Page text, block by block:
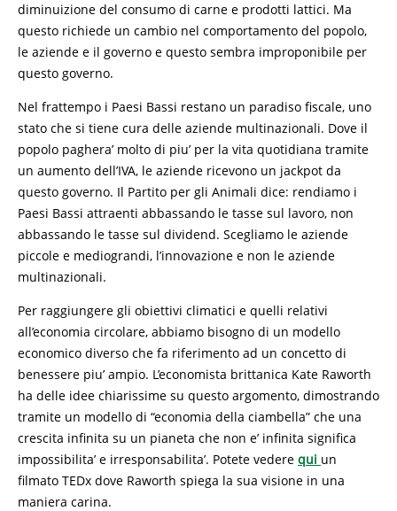
diminuizione del consumo di carne e prodotti lattici. Ma
questo richiede un cambio nel comportamento del popolo,
le aziende e il governo e questo sembra improponibile per
questo governo.
Nel frattempo i Paesi Bassi restano un paradiso fiscale, uno
stato che si tiene cura delle aziende multinazionali. Dove il
popolo paghera’ molto di piu’ per la vita quotidiana tramite
un aumento dell’IVA, le aziende ricevono un jackpot da
questo governo. Il Partito per gli Animali dice: rendiamo i
Paesi Bassi attraenti abbassando le tasse sul lavoro, non
abbassando le tasse sul dividend. Scegliamo le aziende
piccole e mediograndi, l’innovazione e non le aziende
multinazionali.
Per raggiungere gli obiettivi climatici e quelli relativi
all’economia circolare, abbiamo bisogno di un modello
economico diverso che fa riferimento ad un concetto di
benessere piu’ ampio. L’economista brittanica Kate Raworth
ha delle idee chiarissime su questo argomento, dimostrando
tramite un modello di “economia della ciambella” che una
crescita infinita su un pianeta che non e’ infinita significa
impossibilita’ e irresponsabilita’. Potete vedere qui un
filmato TEDx dove Raworth spiega la sua visione in una
maniera carina.